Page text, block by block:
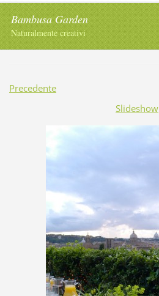
Bambusa Garden
Naturalmente creativi
Precedente
Slideshow